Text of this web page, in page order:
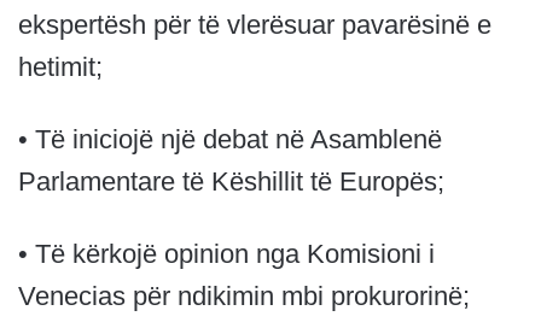
ekspertësh për të vlerësuar pavarësinë e
hetimit;
• Të iniciojë një debat në Asamblenë
Parlamentare të Këshillit të Europës;
• Të kërkojë opinion nga Komisioni i
Venecias për ndikimin mbi prokurorinë;